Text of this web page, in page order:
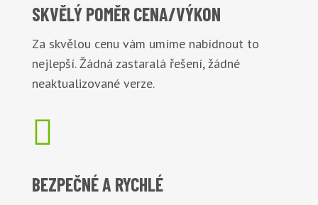
SKVĚLÝ POMĚRCENA/VÝKON
Za skvělou cenu vám umíme nabídnout to
nejlepší. Žádná zastaralá řešení, žádné
neaktualizované verze.

BEZPEČNÉA RYCHLÉ